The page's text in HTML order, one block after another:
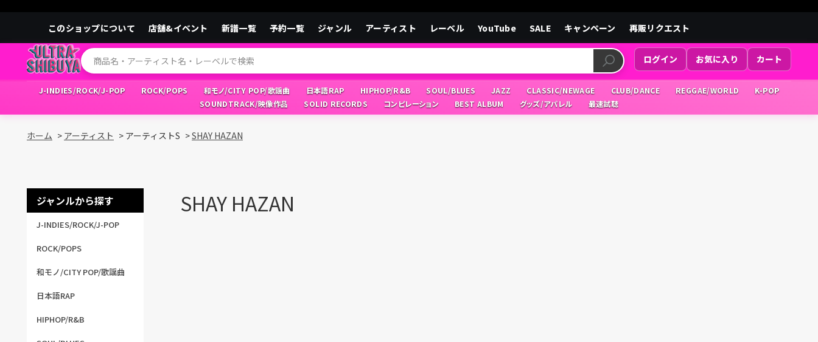
このショップについて 店舗&イベント 新譜一覧 予約一覧 ジャンル アーティスト レーベル YouTube SALE キャンペーン 再販リクエスト
ログイン お気に入り カート
J-INDIES/ROCK/J-POP ROCK/POPS 和モノ/CITY POP/歌謡曲 日本語RAP HIPHOP/R&B SOUL/BLUES JAZZ CLASSIC/NEWAGE CLUB/DANCE REGGAE/WORLD
K-POP
SOUNDTRACK/映像作品
SOLID RECORDS コンピレーション BEST ALBUM グッズ/アパレル 最速試聴
ホーム > アーティスト > アーティストS >SHAY HAZAN
ジャンルから探す
J-INDIES/ROCK/J-POP
ROCK/POPS
和モノ/CITY POP/歌謡曲
日本語RAP
HIPHOP/R&B
SHAY HAZAN